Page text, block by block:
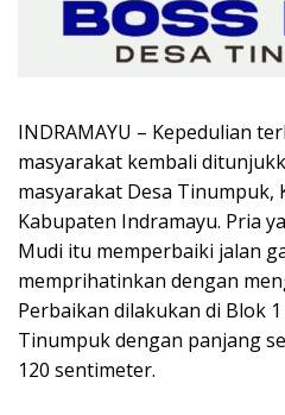
INDRAMAYU – Kepedulian
masyarakat kembali
masyarakat Desa Tinumpuk,
Kabupaten Indramayu. Pria
Mudi itu memperbaiki jalan
memprihatinkan dengan
Perbaikan dilakukan di Blok 1
Tinumpuk dengan panjang
120 sentimeter.